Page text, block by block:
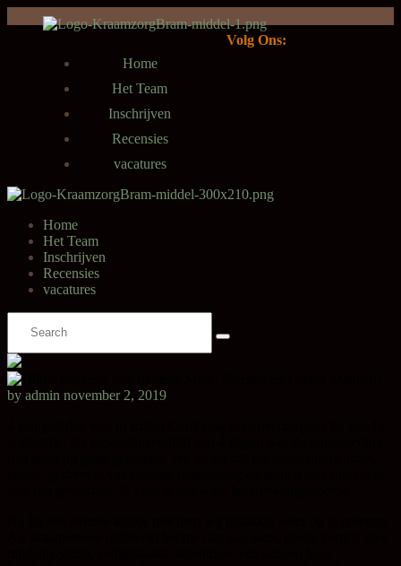
Home
Het Team
Inschrijven
Recensies
vacatures
Volg Ons:
Home
Het Team
Inschrijven
Recensies
vacatures
by admin november 2, 2019